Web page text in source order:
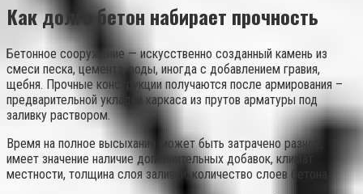
Как долго бетон набирает прочность
Бетонное сооружение — искусственно созданный камень из
смеси песка, цемента, воды, иногда с добавлением гравия,
щебня. Прочные конструкции получаются после армирования –
предварительной укладки каркаса из прутов арматуры под
заливку раствором.
Время на полное высыхание может быть затрачено разное,
имеет значение наличие дополнительных добавок, климат
местности, толщина слоя заливки, количество слоев бетона.